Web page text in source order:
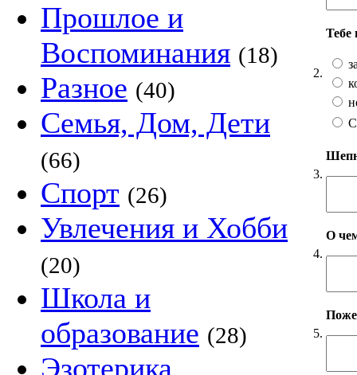
Прошлое и
Воспоминания (18)
Разное (40)
Семья, Дом, Дети
(66)
Спорт (26)
Увлечения и Хобби
(20)
Школа и
образование (28)
Эзотерика,
2.
Тебе
3.
4.
О
5.